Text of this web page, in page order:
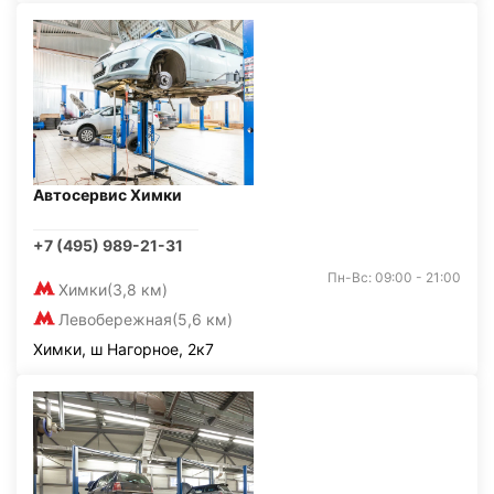
Автосервис Химки
+7 (495) 989-21-31
Химки(3,8 км)
Левобережная(5,6 км)
Пн-Вс: 09:00 - 21:00
Химки, ш Нагорное, 2к7